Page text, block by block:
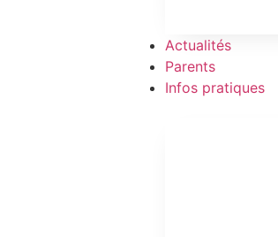
Actualités
Parents
Infos pratiques